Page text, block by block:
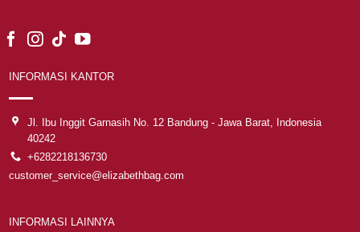
INFORMASI KANTOR
Jl. Ibu Inggit Garnasih No. 12 Bandung - Jawa Barat, Indonesia
40242
+6282218136730
customer_service@elizabethbag.com
INFORMASI LAINNYA